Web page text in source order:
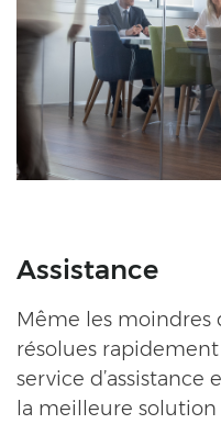
Assistance
Même les
résolues
service
la meilleure solution